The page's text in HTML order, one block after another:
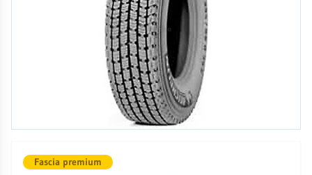
Fascia premium